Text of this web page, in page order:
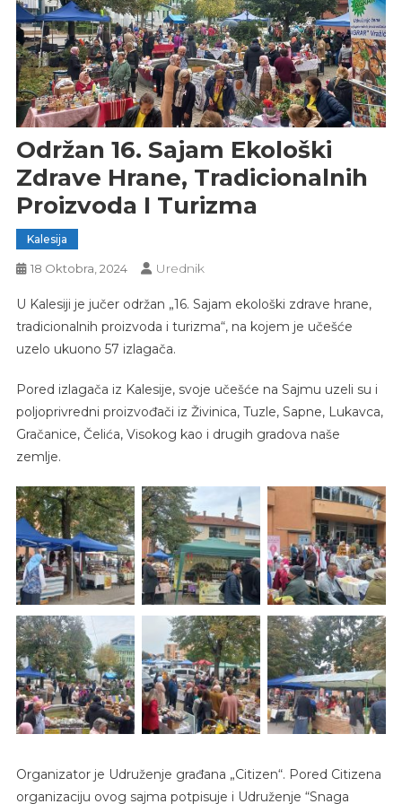
Održan 16. Sajam Ekološki
Zdrave Hrane, Tradicionalnih
Proizvoda I Turizma
Kalesija
18 Oktobra, 2024 Urednik
U Kalesiji je jučer održan „16. Sajam ekološki zdrave hrane,
tradicionalnih proizvoda i turizma“, na kojem je učešće
uzelo ukuono 57 izlagača.
Pored izlagača iz Kalesije, svoje učešće na Sajmu uzeli su i
poljoprivredni proizvođači iz Živinica, Tuzle, Sapne, Lukavca,
Gračanice, Čelića, Visokog kao i drugih gradova naše
zemlje.
Organizator je Udruženje građana „Citizen“. Pored Citizena
organizaciju ovog sajma potpisuje i Udruženje “Snaga